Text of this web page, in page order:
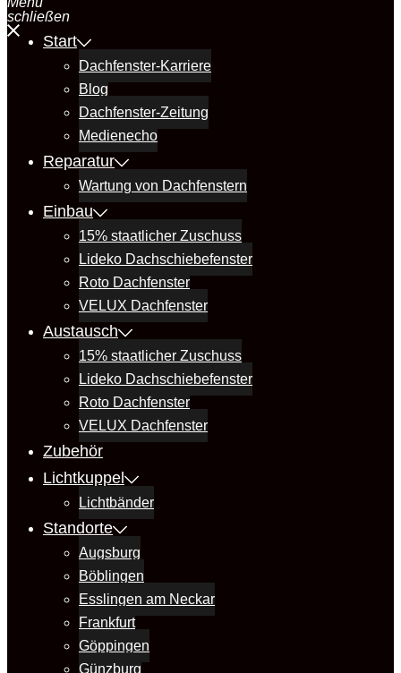
schließen
Start
Dachfenster-Karriere
Blog
Dachfenster-Zeitung
Medienecho
Reparatur
Wartung von Dachfenstern
Einbau
15% staatlicher Zuschuss
Lideko Dachschiebefenster
Roto Dachfenster
VELUX Dachfenster
Austausch
15% staatlicher Zuschuss
Lideko Dachschiebefenster
Roto Dachfenster
VELUX Dachfenster
Zubehör
Lichtkuppel
Lichtbänder
Standorte
Augsburg
Böblingen
Esslingen am Neckar
Frankfurt
Göppingen
Günzburg